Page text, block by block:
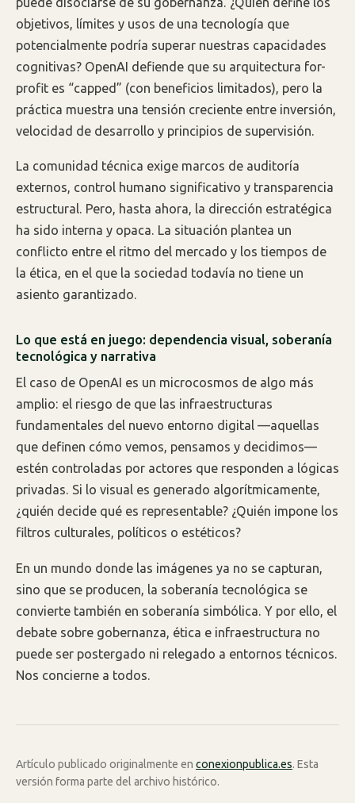
objetivos, límites y usos de una tecnología que
potencialmente podría superar nuestras capacidades
cognitivas? OpenAI defiende que su arquitectura for-
profit es “capped” (con beneficios limitados), pero la
práctica muestra una tensión creciente entre inversión,
velocidad de desarrollo y principios de supervisión.
La comunidad técnica exige marcos de auditoría
externos, control humano significativo y transparencia
estructural. Pero, hasta ahora, la dirección estratégica
ha sido interna y opaca. La situación plantea un
conflicto entre el ritmo del mercado y los tiempos de
la ética, en el que la sociedad todavía no tiene un
asiento garantizado.
Lo que está en juego: dependencia visual, soberanía
tecnológica y narrativa
El caso de OpenAI es un microcosmos de algo más
amplio: el riesgo de que las infraestructuras
fundamentales del nuevo entorno digital —aquellas
que definen cómo vemos, pensamos y decidimos—
estén controladas por actores que responden a lógicas
privadas. Si lo visual es generado algorítmicamente,
¿quién decide qué es representable? ¿Quién impone los
filtros culturales, políticos o estéticos?
En un mundo donde las imágenes ya no se capturan,
sino que se producen, la soberanía tecnológica se
convierte también en soberanía simbólica. Y por ello, el
debate sobre gobernanza, ética e infraestructura no
puede ser postergado ni relegado a entornos técnicos.
Nos concierne a todos.
Artículo publicado originalmente en conexionpublica.es. Esta
versión forma parte del archivo histórico.